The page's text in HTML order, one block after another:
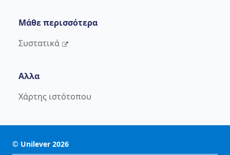
Μάθε περισσότερα
Συστατικά
Αλλα
Χάρτης ιστότοπου
© Unilever 2026